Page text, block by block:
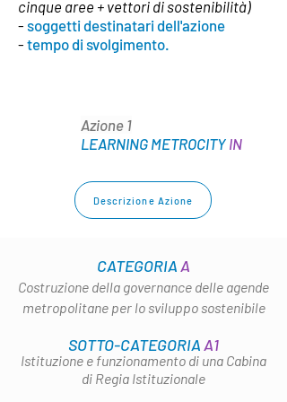
cinque aree + vettori di sostenibilità)
- soggetti destinatari dell'azione
- tempo di svolgimento.
Azione 1
LEARNING METROCITY IN
Descrizione Azione
CATEGORIAA
Costruzione della governance delle agende
metropolitane per lo sviluppo sostenibile
SOTTO-CATEGORIAA1
Istituzione e funzionamento di una Cabina
di Regia Istituzionale